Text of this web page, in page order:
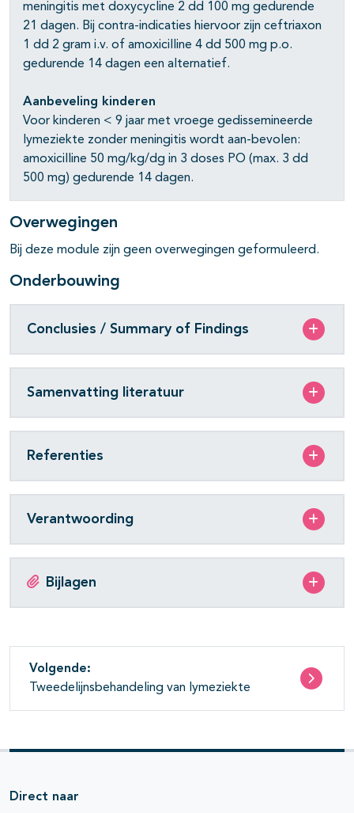
open- en dichtklappen
meningitis met doxycycline 2 dd 100 mg gedurende
21 dagen. Bij contra-indicaties hiervoor zijn ceftriaxon
1 dd 2 gram i.v. of amoxicilline 4 dd 500 mg p.o.
gedurende 14 dagen een alternatief.
Aanbeveling kinderen
Voor kinderen < 9 jaar met vroege gedissemineerde
lymeziekte zonder meningitis wordt aan-bevolen:
amoxicilline 50 mg/kg/dg in 3 doses PO (max. 3 dd
500 mg) gedurende 14 dagen.
Overwegingen
Bij deze module zijn geen overwegingen geformuleerd.
Onderbouwing
Conclusies / Summary of Findings
Samenvatting literatuur
Referenties
Verantwoording
Bijlagen
Volgende:
Tweedelijnsbehandeling van lymeziekte
Direct naar